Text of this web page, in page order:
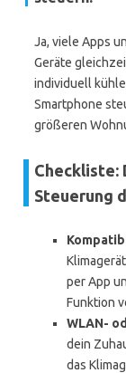
Ja, viele Apps
Geräte
individuell
Smartphone
größeren
Checkliste:
Steuerung
per App
Funktion
WLAN-
dein
das